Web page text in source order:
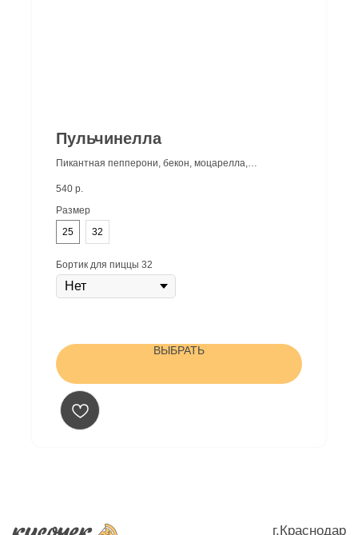
Пульчинелла
Пикантная пепперони, бекон, моцарелла,
540 р.
Размер
25
32
Бортик для пиццы 32
ВЫБРАТЬ
+7 (989) 266 06 99
Мы открыты с 11.00 до 23.00
ИНН: 782005497421
ОГРНИП: 323237500007403
Жиливинский Илья Владимирович (ИП)
Юр адрес: г. Краснодар, ул. Платановый бульвар, д.19/1,
Политика конфиденцальности